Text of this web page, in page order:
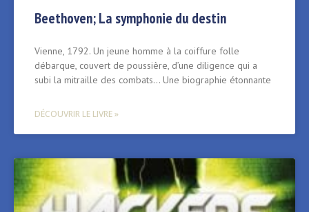
Beethoven; La symphonie du destin
Vienne, 1792. Un jeune homme à la coiffure folle
débarque, couvert de poussière, d’une diligence qui a
subi la mitraille des combats… Une biographie étonnante
DÉCOUVRIR LE LIVRE »